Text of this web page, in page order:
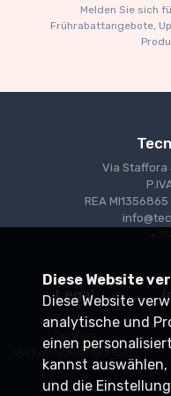
€227.05 €239.00
Melden Sie sich
Frührabattangebote,
Via Staffora
REA
Legal
Privacy
Cookies
Verkaufsbedingungen
Diese Website
Diese Website
analytische und
einen
kannst
und die